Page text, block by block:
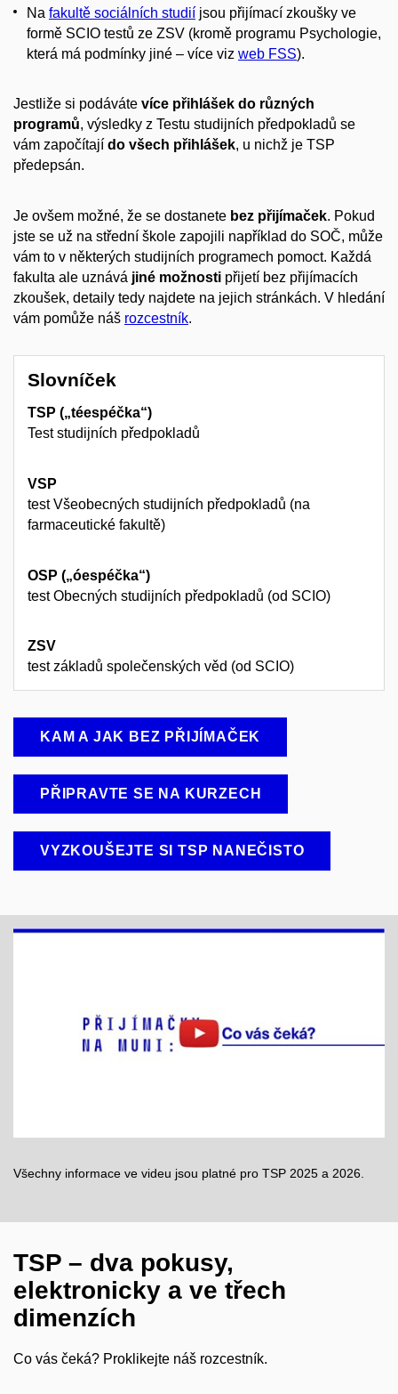
Na fakultě sociálních studií jsou přijímací zkoušky ve
formě SCIO testů ze ZSV (kromě programu Psychologie,
která má podmínky jiné – více viz web FSS).
Jestliže si podáváte více přihlášek do různých
programů, výsledky z Testu studijních předpokladů se
vám započítají do všech přihlášek, u nichž je TSP
předepsán.
Je ovšem možné, že se dostanete bez přijímaček. Pokud
jste se už na střední škole zapojili například do SOČ, může
vám to v některých studijních programech pomoct. Každá
fakulta ale uznává jiné možnosti přijetí bez přijímacích
zkoušek, detaily tedy najdete na jejich stránkách. V hledání
vám pomůže náš rozcestník.
Slovníček
TSP („téespéčka“)
Test studijních předpokladů
VSP
test Všeobecných studijních předpokladů (na
farmaceutické fakultě)
OSP („óespéčka“)
test Obecných studijních předpokladů (od SCIO)
ZSV
test základů společenských věd (od SCIO)
KAM A JAK BEZ PŘIJÍMAČEK
PŘIPRAVTE SE NA KURZECH
VYZKOUŠEJTE SI TSP NANEČISTO
Povolit cookies a přehrát
Všechny informace ve videu jsou platné pro TSP 2025 a 2026.
TSP – dva pokusy,
elektronicky a ve třech
dimenzích
Co vás čeká? Proklikejte náš rozcestník.